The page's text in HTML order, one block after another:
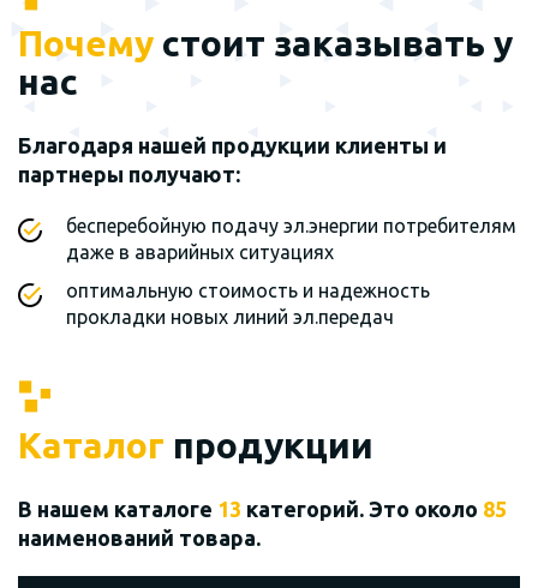
Почему стоит заказывать у
нас
Благодаря нашей продукции клиенты и
партнеры получают:
бесперебойную подачу эл.энергии потребителям
даже в аварийных ситуациях
оптимальную стоимость и надежность
прокладки новых линий эл.передач
Каталог продукции
В нашем каталоге 13 категорий. Это около 85
наименований товара.